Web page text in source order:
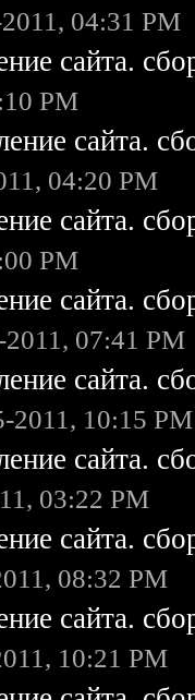
04:31 PM
сайта.
PM
сайта.
04:20 PM
сайта.
PM
сайта.
07:41 PM
сайта.
2011, 10:15 PM
сайта.
03:22 PM
сайта.
08:32 PM
сайта.
10:21 PM